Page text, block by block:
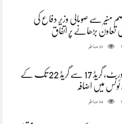
منیر سے صومالی وزیر دفاع کی
تعاون بڑھانے پر اتفاق
23مناظر
اسلام آباد ہائیکورٹ، گریڈ 17 سے گریڈ 22 تک کے
میں اضافہ
24مناظر